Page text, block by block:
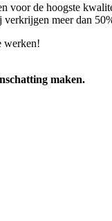
voor de hoogste
meer dan
werken!
maken.